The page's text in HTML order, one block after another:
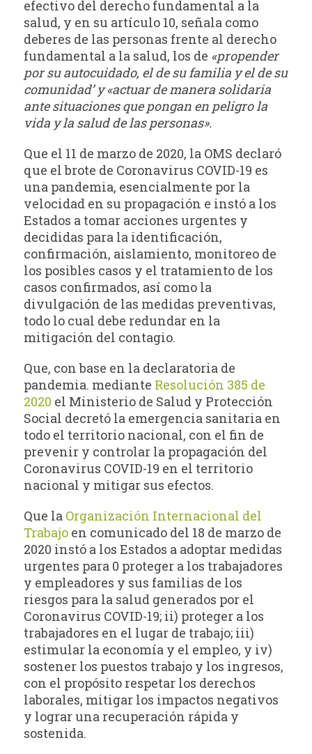
efectivo del derecho fundamental a la
salud, y en su artículo 10, señala como
deberes de las personas frente al derecho
fundamental a la salud, los de «propender
por su autocuidado, el de su familia y el de su
comunidad’ y«actuar de manera solidaria
ante situaciones que pongan en peligro la
vida y la salud de las personas».
Que el 11 de marzo de 2020, la OMS declaró
que el brote de Coronavirus COVID-19 es
una pandemia, esencialmente por la
velocidad en su propagación e instó a los
Estados a tomar acciones urgentes y
decididas para la identificación,
confirmación, aislamiento, monitoreo de
los posibles casos y el tratamiento de los
casos confirmados, así como la
divulgación de las medidas preventivas,
todo lo cual debe redundar en la
mitigación del contagio.
Que, con base en la declaratoria de
pandemia. mediante Resolución 385 de
2020 el Ministerio de Salud y Protección
Social decretó la emergencia sanitaria en
todo el territorio nacional, con el fin de
prevenir y controlar la propagación del
Coronavirus COVID-19 en el territorio
nacional y mitigar sus efectos.
Que la Organización Internacional del
Trabajo en comunicado del 18 de marzo de
2020 instó a los Estados a adoptar medidas
urgentes para 0 proteger a los trabajadores
y empleadores y sus familias de los
riesgos para la salud generados por el
Coronavirus COVID-19; ii) proteger a los
trabajadores en el lugar de trabajo; iii)
estimular la economía y el empleo, y iv)
sostener los puestos trabajo y los ingresos,
con el propósito respetar los derechos
laborales, mitigar los impactos negativos
y lograr una recuperación rápida y
sostenida.